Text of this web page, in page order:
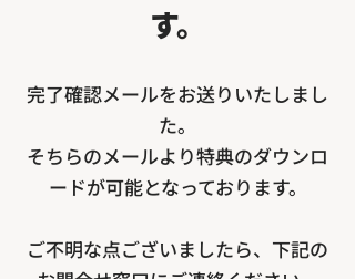
す。
完了確認メールをお送りいたしまし
た。
​そちらのメールより特典のダウンロ
ードが可能となっております。
​ご不明な点ございましたら、下記の